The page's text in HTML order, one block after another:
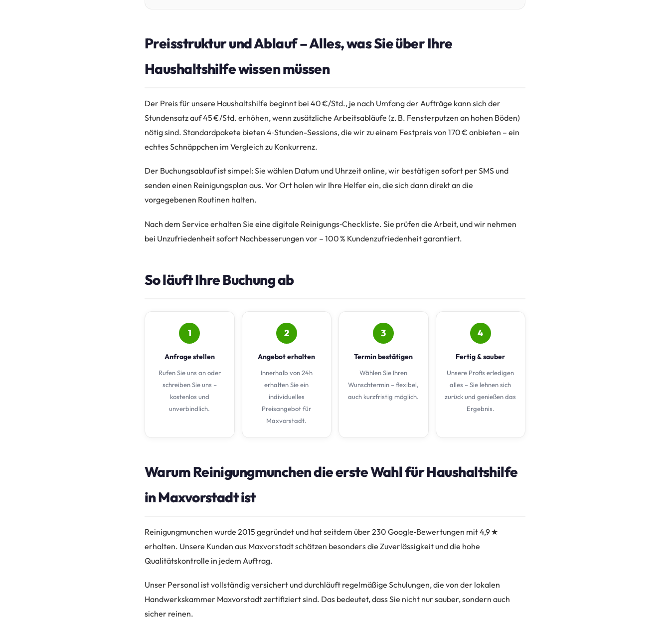
Preisstruktur und Ablauf – Alles, was Sie über Ihre
Haushaltshilfe wissen müssen
Der Preis für unsere Haushaltshilfe beginnt bei 40 €/Std., je nach Umfang der Aufträge kann sich der
Stundensatz auf 45 €/Std. erhöhen, wenn zusätzliche Arbeitsabläufe (z. B. Fensterputzen an hohen Böden)
nötig sind. Standardpakete bieten 4‑Stunden-Sessions, die wir zu einem Festpreis von 170 € anbieten – ein
echtes Schnäppchen im Vergleich zu Konkurrenz.
Der Buchungsablauf ist simpel: Sie wählen Datum und Uhrzeit online, wir bestätigen sofort per SMS und
senden einen Reinigungsplan aus. Vor Ort holen wir Ihre Helfer ein, die sich dann direkt an die
vorgegebenen Routinen halten.
Nach dem Service erhalten Sie eine digitale Reinigungs‑Checkliste. Sie prüfen die Arbeit, und wir nehmen
bei Unzufriedenheit sofort Nachbesserungen vor – 100 % Kundenzufriedenheit garantiert.
So läuft Ihre Buchung ab
1
Anfrage stellen
Rufen Sie uns an oder
schreiben Sie uns –
kostenlos und
unverbindlich.
2
Angebot erhalten
Innerhalb von 24h
erhalten Sie ein
individuelles
Preisangebot für
Maxvorstadt.
3
Termin bestätigen
Wählen Sie Ihren
Wunschtermin – flexibel,
auch kurzfristig möglich.
4
Fertig & sauber
Unsere Profis erledigen
alles – Sie lehnen sich
zurück und genießen das
Ergebnis.
Warum Reinigungmunchen die erste Wahl für Haushaltshilfe
in Maxvorstadt ist
Reinigungmunchen wurde 2015 gegründet und hat seitdem über 230 Google‑Bewertungen mit 4,9 ★
erhalten. Unsere Kunden aus Maxvorstadt schätzen besonders die Zuverlässigkeit und die hohe
Qualitätskontrolle in jedem Auftrag.
Unser Personal ist vollständig versichert und durchläuft regelmäßige Schulungen, die von der lokalen
Handwerkskammer Maxvorstadt zertifiziert sind. Das bedeutet, dass Sie nicht nur sauber, sondern auch
sicher reinen.